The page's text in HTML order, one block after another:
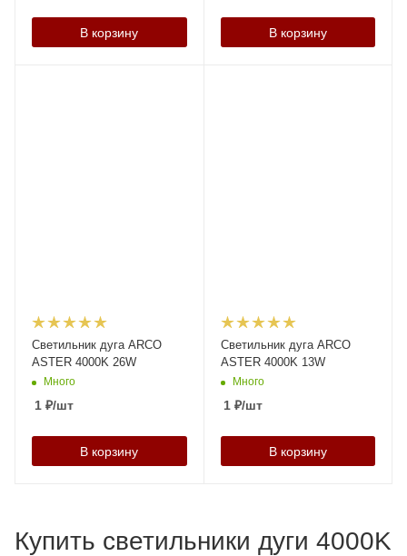
В корзину В корзину
Светильник дуга ARCO
ASTER 4000K 26W
Много
1 ₽/шт
В корзину
Светильник дуга ARCO
ASTER 4000K 13W
Много
1₽/шт
В корзину
Купить светильники дуги 4000K